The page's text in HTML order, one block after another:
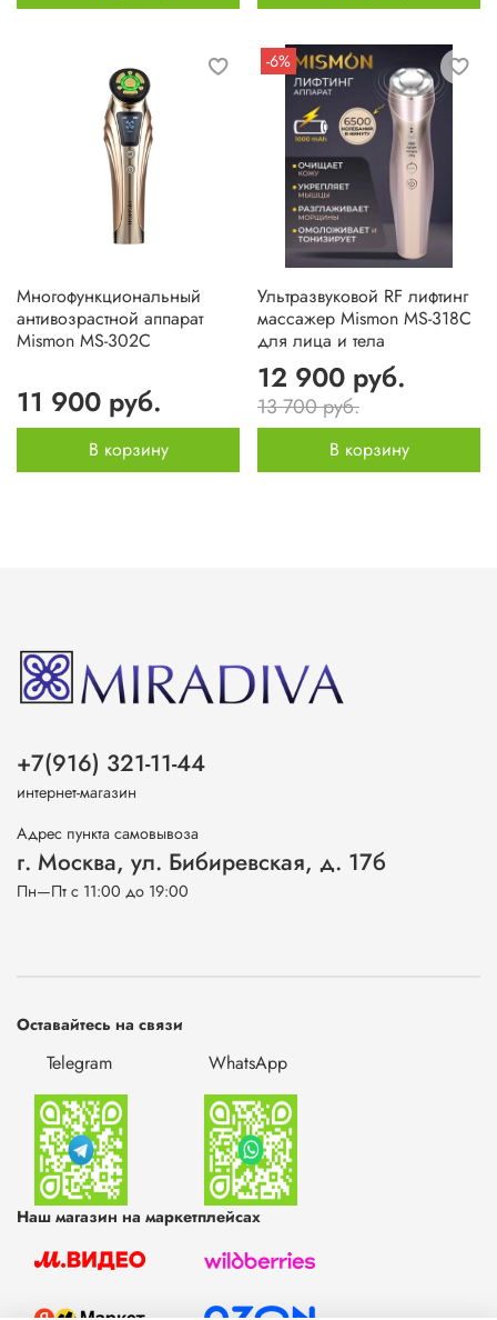
Многофункциональный
антивозрастной аппарат
Mismon MS-302C
11 900 руб.
В корзину
-6%
Ультразвуковой RF лифтинг
массажер Mismon MS-318C
для лица и тела
12 900 руб.
13 700 руб.
В корзину
Оставайтесь на связи
Telegram WhatsApp
Наш магазин на маркетплейсах
+7(916) 321-11-44
интернет-магазин
Адрес пункта самовывоза
г. Москва, ул. Бибиревская, д. 17б
Пн—Пт с 11:00 до 19:00